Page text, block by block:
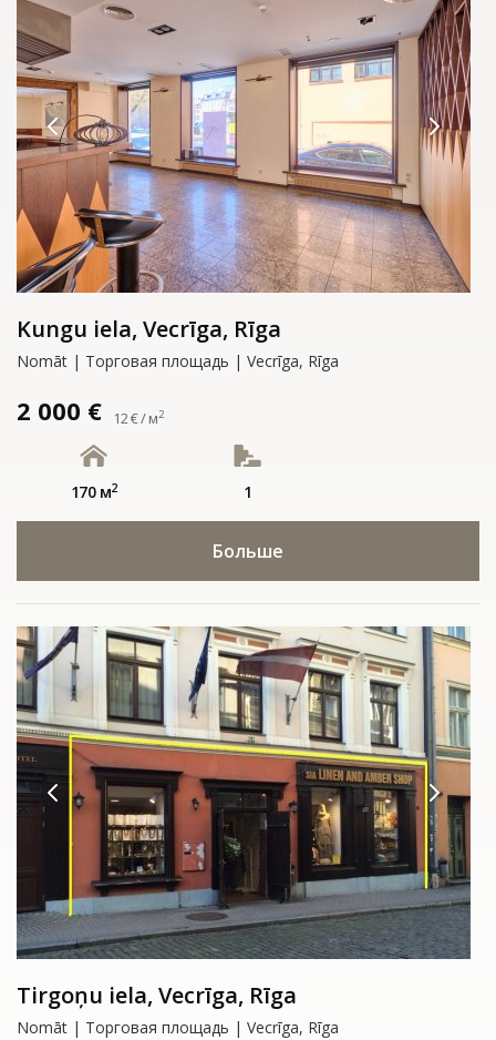
Kungu iela, Vecrīga, Rīga
Nomāt | Tорговая площадь | Vecrīga, Rīga
2 000 € 12 € / м2
170 м2 1
Больше
Tirgoņu iela, Vecrīga, Rīga
Nomāt | Tорговая площадь | Vecrīga, Rīga